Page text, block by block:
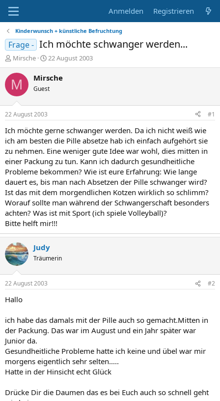
Anmelden Registrieren
Kinderwunsch + künstliche Befruchtung
Frage - Ich möchte schwanger werden...
E
r
s
t
e
r
Mirsche
E
r
s
e
t
a
m
22 August 2003
M Mirsche
Guest
22 August 2003 #1
Ich möchte gerne schwanger werden. Da ich nicht weiß wie
ich am besten die Pille absetze hab ich einfach aufgehört sie
zu nehmen. Eine weniger gute Idee war wohl, dies mitten in
einer Packung zu tun. Kann ich dadurch gesundheitliche
Probleme bekommen? Wie ist eure Erfahrung: Wie lange
dauert es, bis man nach Absetzen der Pille schwanger wird?
Ist das mit dem morgendlichen Kotzen wirklich so schlimm?
Worauf sollte man während der Schwangerschaft besonders
achten? Was ist mit Sport (ich spiele Volleyball)?
Bitte helft mir!!!
Judy
Träumerin
22 August 2003 #2
Hallo
ich habe das damals mit der Pille auch so gemacht.Mitten in
der Packung. Das war im August und ein Jahr später war
Junior da.
Gesundheitliche Probleme hatte ich keine und übel war mir
morgens eigentlich sehr selten.....
Hatte in der Hinsicht echt Glück
Drücke Dir die Daumen das es bei Euch auch so schnell geht